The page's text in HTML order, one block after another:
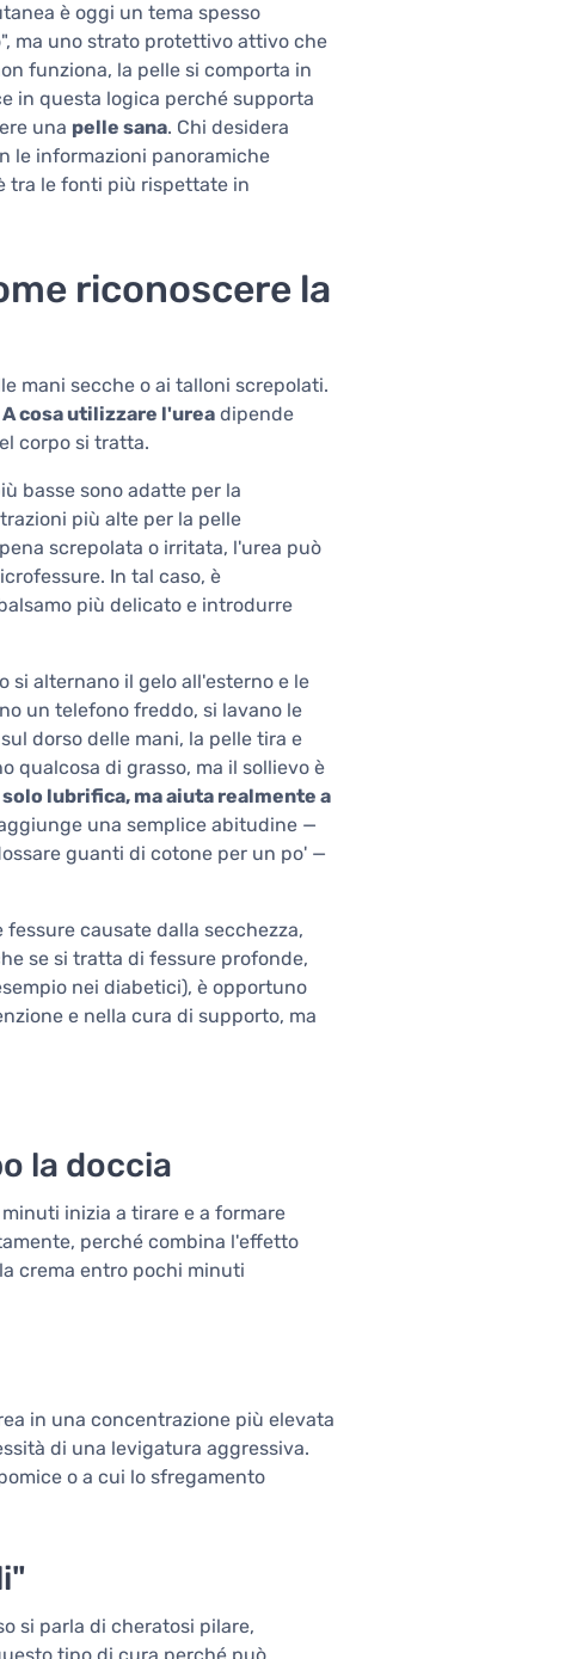
è oggi un tema spesso
ma uno strato protettivo attivo che
funziona, la pelle si comporta in
in questa logica perché supporta
una pelle sana. Chi desidera
le informazioni panoramiche
tra le fonti più rispettate in
riconoscere la
mani secche o ai talloni screpolati.
A cosa utilizzare l'urea dipende
corpo si tratta.
basse sono adatte per la
più alte per la pelle
screpolata o irritata, l'urea può
In tal caso, è
più delicato e introdurre
si alternano il gelo all'esterno e le
un telefono freddo, si lavano le
dorso delle mani, la pelle tira e
qualcosa di grasso, ma il sollievo è
solo lubrifica, ma aiuta realmente a
una semplice abitudine —
guanti di cotone per un po' —
fessure causate dalla secchezza,
se si tratta di fessure profonde,
nei diabetici), è opportuno
e nella cura di supporto, ma
la doccia
inizia a tirare e a formare
perché combina l'effetto
crema entro pochi minuti
in una concentrazione più elevata
di una levigatura aggressiva.
o a cui lo sfregamento
si parla di cheratosi pilare,